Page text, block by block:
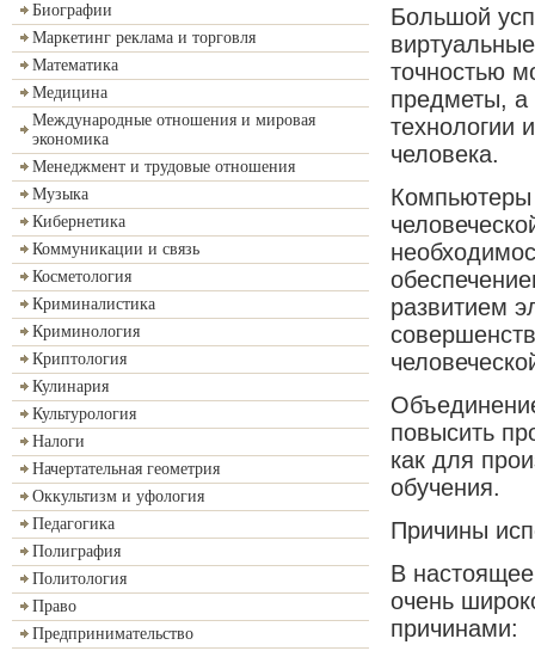
Биографии
Маркетинг реклама и торговля
Математика
Медицина
Международные отношения и мировая
экономика
Менеджмент и трудовые отношения
Музыка
Кибернетика
Коммуникации и связь
Косметология
Криминалистика
Криминология
Криптология
Кулинария
Культурология
Налоги
Начертательная геометрия
Оккультизм и уфология
Педагогика
Полиграфия
Политология
Право
Предпринимательство
Большой
точностью
предметы, а
технологии
человека.
развитием
повысить
как для
обучения.
Причины
В
очень
причинами: